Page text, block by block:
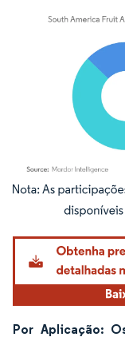
Imagem © Mordor
Por Aplicação: